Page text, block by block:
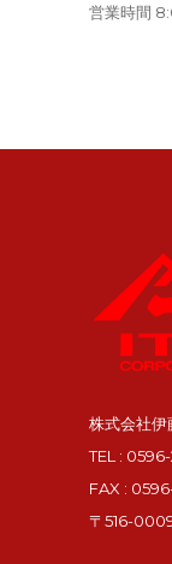
営業時間
株式会社伊
TEL :
FAX :
〒516-